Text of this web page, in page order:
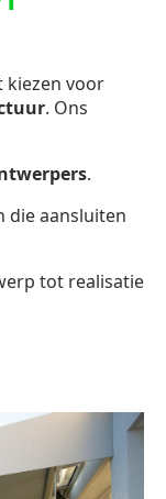
kiezen voor
. Ons
.
die aansluiten
tot realisatie